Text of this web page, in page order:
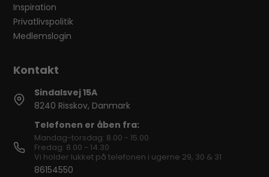
Inspiration
Privatlivspolitik
Medlemslogin
Sindalsvej 15A
8240 Risskov, Danmark
Telefonen er åben fra:
Mandag-torsdag: 8.00 - 15.00
Fredag: 8.00 - 14.30
Vi holder lukket på telefonen i ugerne 29, 30 & 31
86154550